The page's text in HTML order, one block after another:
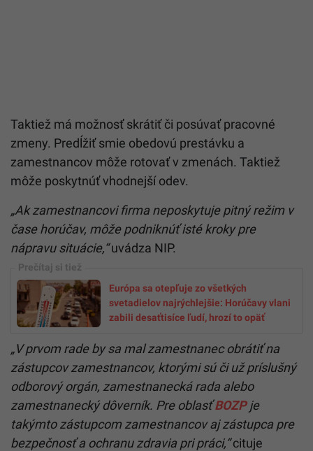
Taktiež má možnosť skrátiť či posúvať pracovné
zmeny. Predĺžiť smie obedovú prestávku a
zamestnancov môže rotovať v zmenách. Taktiež
môže poskytnúť vhodnejší odev.
„Ak zamestnancovi firma neposkytuje pitný režim v
čase horúčav, môže podniknúť isté kroky pre
nápravu situácie,“uvádza NIP.
Európa sa otepľuje zo všetkých
svetadielov najrýchlejšie: Horúčavy vlani
zabili desaťtisíce ľudí, hrozí to opäť
„V prvom rade by sa mal zamestnanec obrátiť na
zástupcov zamestnancov, ktorými sú či už príslušný
odborový orgán, zamestnanecká rada alebo
zamestnanecký dôverník. Pre oblasťBOZPje
takýmto zástupcom zamestnancov aj zástupca pre
bezpečnosť a ochranu zdravia pri práci,“cituje